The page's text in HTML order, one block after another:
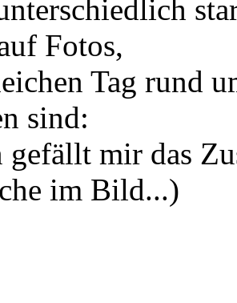
Fotos,
Tag rund
sind:
gefällt mir das
im Bild...)